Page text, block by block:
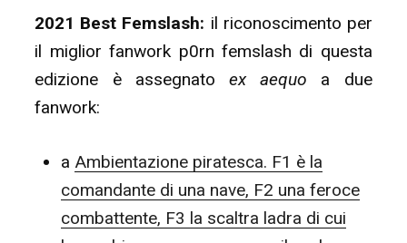
2021 Best Femslash: il riconoscimento per
il miglior fanwork p0rn femslash di questa
edizione è assegnato ex aequo a due
fanwork:
a Ambientazione piratesca. F1 è la
comandante di una nave, F2 una feroce
combattente, F3 la scaltra ladra di cui